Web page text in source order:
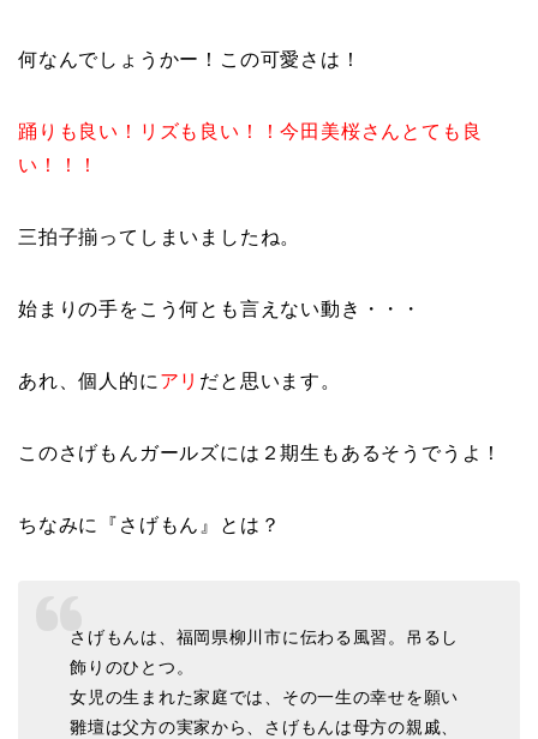
何なんでしょうかー！この可愛さは！
踊りも良い！リズも良い！！今田美桜さんとても良
い！！！
三拍子揃ってしまいましたね。
始まりの手をこう何とも言えない動き・・・
あれ、個人的にアリ だと思います。
このさげもんガールズには２期生もあるそうでうよ！
ちなみに『さげもん』とは？
さげもんは、福岡県柳川市に伝わる風習。吊るし
飾りのひとつ。
女児の生まれた家庭では、その一生の幸せを願い
雛壇は父方の実家から、さげもんは母方の親戚、